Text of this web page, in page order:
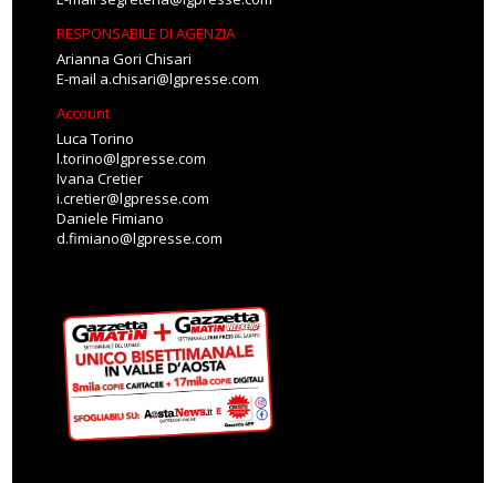
RESPONSABILE DI AGENZIA
Arianna Gori Chisari
E-mail a.chisari@lgpresse.com
Account
Luca Torino
l.torino@lgpresse.com
Ivana Cretier
i.cretier@lgpresse.com
Daniele Fimiano
d.fimiano@lgpresse.com